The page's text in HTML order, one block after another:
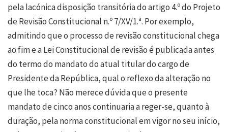
pela lacónica disposição transitória do artigo 4.º do Projeto
de Revisão Constitucional n.º 7/XV/1.ª. Por exemplo,
admitindo que o processo de revisão constitucional chega
ao fim e a Lei Constitucional de revisão é publicada antes
do termo do mandato do atual titular do cargo de
Presidente da República, qual o reflexo da alteração no
que lhe toca? Não merece dúvida que o presente
mandato de cinco anos continuaria a reger-se, quanto à
duração, pela norma constitucional em vigor no seu início,